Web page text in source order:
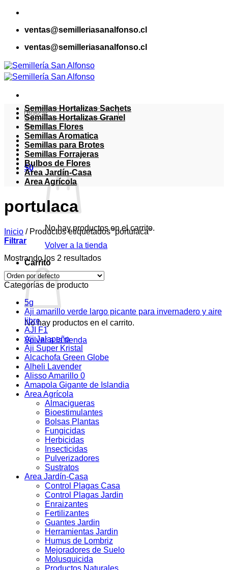
Saltar
contenidoventas@semilleriasanalfonso.cl
ventas@semilleriasanalfonso.cl
Buscar
por:
$0
No hay productos en el carrito.
Volver a la tienda
Carrito
No hay productos en el carrito.
Volver a la tienda
Semillas Hortalizas Sachets
Semillas Hortalizas Granel
Semillas Flores
Semillas Aromatica
Semillas para Brotes
Semillas Forrajeras
Bulbos de Flores
Area Jardín-Casa
Area Agrícola
portulaca
Inicio /Productos etiquetados “portulaca”
Filtrar
Mostrando los 2 resultados
Categorías de producto
5g
Aji amarillo verde largo picante para invernadero y aire
libre
AJI F1
Aji Jalapeño
Aji Super Kristal
Alcachofa Green Globe
Alheli Lavender
Alisso Amarillo 0
Amapola Gigante de Islandia
Area Agrícola
Almacigueras
Bioestimulantes
Bolsas Plantas
Fungicidas
Herbicidas
Insecticidas
Pulverizadores
Sustratos
Area Jardín-Casa
Control Plagas Casa
Control Plagas Jardin
Enraizantes
Fertilizantes
Guantes Jardin
Herramientas Jardin
Humus de Lombriz
Mejoradores de Suelo
Molusquicida
Productos Naturales